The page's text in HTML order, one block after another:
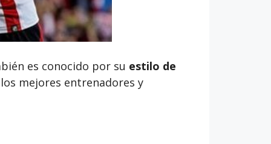
es conocido por su estilo de
mejores entrenadores y